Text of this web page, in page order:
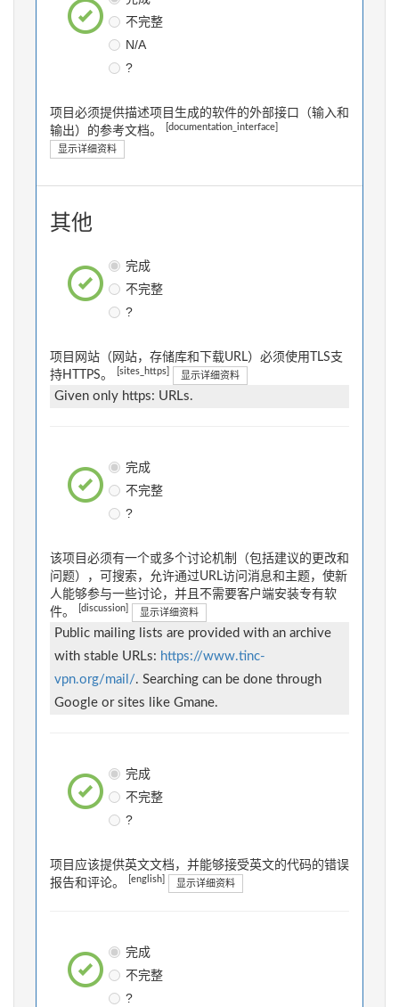
不完整
N/A
?
项目必须提供描述项目生成的软件的外部接口（输入和
输出）的参考文档。
[documentation_interface]
显示详细资料
其他
完成
不完整
?
项目网站（网站，存储库和下载URL）必须使用TLS支
持HTTPS。
[sites_https] 显示详细资料
Given only https: URLs.
完成
不完整
?
该项目必须有一个或多个讨论机制（包括建议的更改和
问题），可搜索，允许通过URL访问消息和主题，使新
人能够参与一些讨论，并且不需要客户端安装专有软
件。
[discussion] 显示详细资料
Public mailing lists are provided with an archive
with stable URLs: https://www.tinc-
vpn.org/mail/. Searching can be done through
Google or sites like Gmane.
完成
不完整
?
项目应该提供英文文档，并能够接受英文的代码的错误
报告和评论。
[english] 显示详细资料
完成
不完整
?